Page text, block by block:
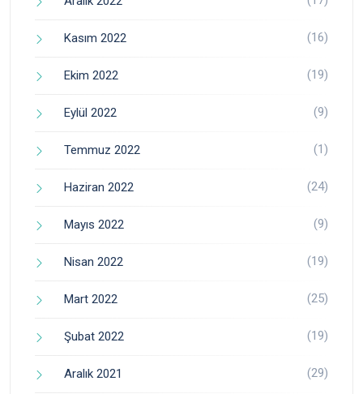
Kasım 2022 (16)
Ekim 2022 (19)
Eylül 2022 (9)
Temmuz 2022 (1)
Haziran 2022 (24)
Mayıs 2022 (9)
Nisan 2022 (19)
Mart 2022 (25)
Şubat 2022 (19)
Aralık 2021 (29)